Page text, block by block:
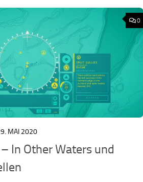
0
MAI 2020
In Other Waters und